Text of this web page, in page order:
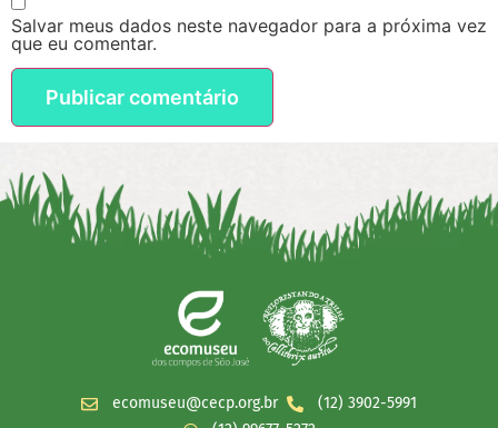
Salvar meus dados neste navegador para a próxima vez
que eu comentar.
ecomuseu@cecp.org.br
(12) 3902-5991